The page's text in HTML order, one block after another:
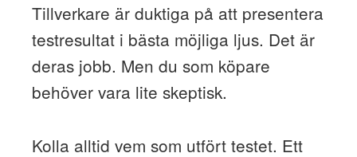
Tillverkare är duktiga på att presentera
testresultat i bästa möjliga ljus. Det är
deras jobb. Men du som köpare
behöver vara lite skeptisk.
Kolla alltid vem som utfört testet. Ett